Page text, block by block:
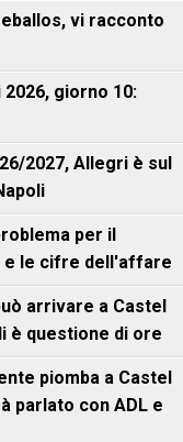
vi racconto
giorno 10:
2027, Allegri è sul
per il
e le cifre dell'affare
arrivare a Castel
è questione di ore
piomba a Castel
parlato con ADL e